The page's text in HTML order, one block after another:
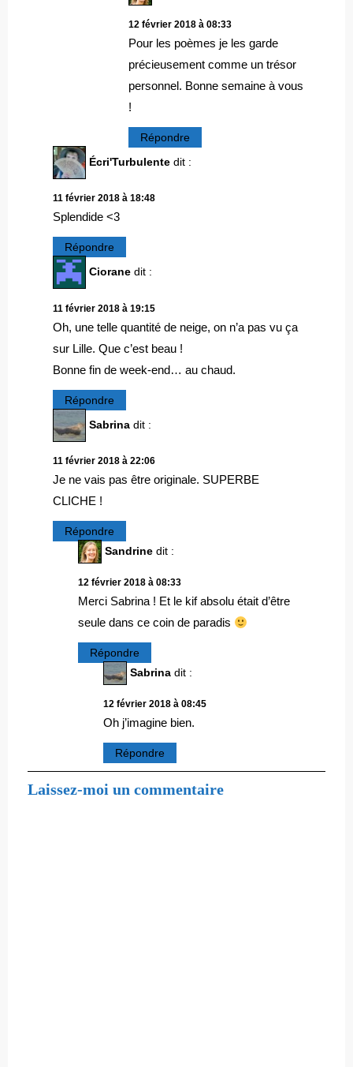
12 février 2018 à 08:33
Pour les poèmes je les garde
précieusement comme un trésor
personnel. Bonne semaine à vous
!
Répondre
Écri'Turbulente dit :
11 février 2018 à 18:48
Splendide <3
Répondre
Ciorane dit :
11 février 2018 à 19:15
Oh, une telle quantité de neige, on n’a pas vu ça
sur Lille. Que c’est beau !
Bonne fin de week-end… au chaud.
Répondre
Sabrina dit :
11 février 2018 à 22:06
Je ne vais pas être originale. SUPERBE
CLICHE !
Répondre
Sandrine dit :
12 février 2018 à 08:33
Merci Sabrina ! Et le kif absolu était d’être
seule dans ce coin de paradis
Répondre
Sabrina dit :
12 février 2018 à 08:45
Oh j’imagine bien.
Répondre
Laissez-moi un commentaire